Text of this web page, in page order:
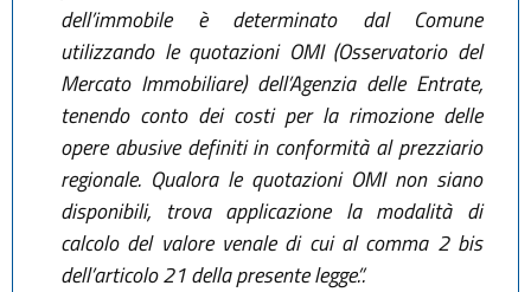
dell’immobile è determinato dal Comune
utilizzando le quotazioni OMI (Osservatorio del
Mercato Immobiliare) dell’Agenzia delle Entrate,
tenendo conto dei costi per la rimozione delle
opere abusive definiti in conformità al prezziario
regionale. Qualora le quotazioni OMI non siano
disponibili, trova applicazione la modalità di
calcolo del valore venale di cui al comma 2 bis
dell’articolo 21 della presente legge.”.